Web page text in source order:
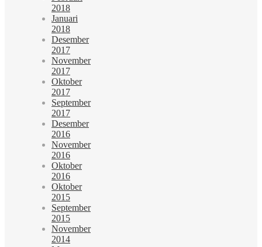
2018
Januari
2018
Desember
2017
November
2017
Oktober
2017
September
2017
Desember
2016
November
2016
Oktober
2016
Oktober
2015
September
2015
November
2014